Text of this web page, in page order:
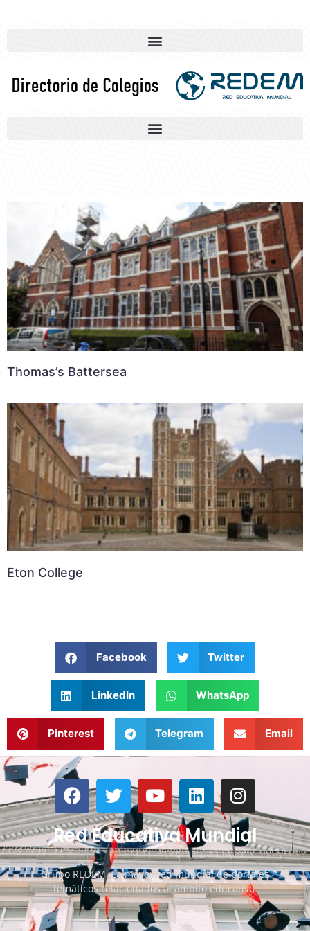
Thomas’s Battersea
Eton College
Facebook Twitter
LinkedIn WhatsApp
Pinterest Telegram Email
Red Educativa Mundial
Grupo REDEM. La mayor red mundial de portales
temáticos relacionados al ámbito educativo.